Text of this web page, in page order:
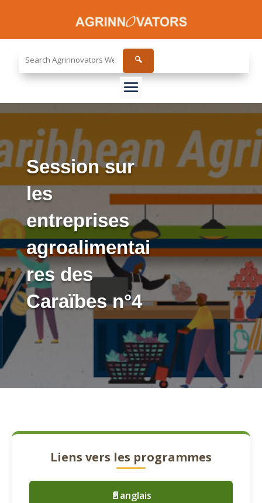
site...
🔍
Session sur
les
entreprises
agroalimentai
res des
Caraïbes n°4
Liens vers les programmes
📄anglais